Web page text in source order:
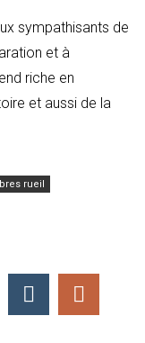
sympathisants de
et à
riche en
et aussi de la
rueil